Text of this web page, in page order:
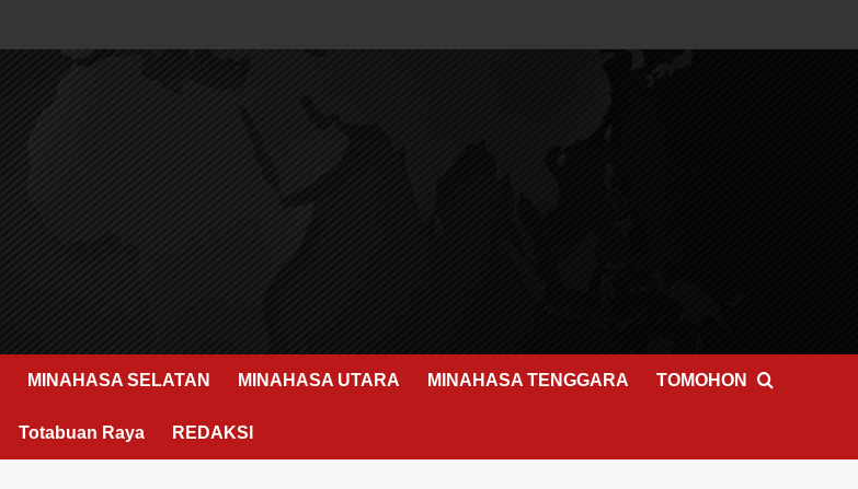
MINAHASA SELATAN MINAHASA UTARA MINAHASA TENGGARA TOMOHON
Totabuan Raya REDAKSI